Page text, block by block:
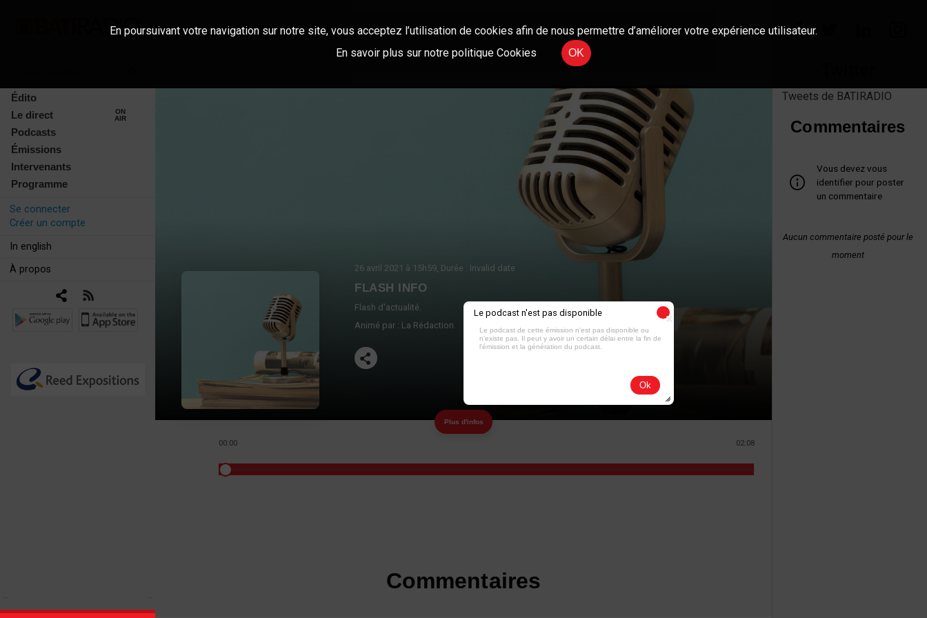
Édito
Le direct
ON
AIR
Podcasts
Émissions
Intervenants
Programme
Se connecter
Créer un compte
In english
À propos
26 avril 2021 à 15h59, Durée : Invalid date
FLASH INFO
Flash d'actualité.
Animé par : La Rédaction
Plus d'infos
00:00 02:08
Commentaires
Tweets de BATIRADIO
Commentaires
Vous devez vous
identifier pour poster
un commentaire
Aucun commentaire posté pour le
moment
En poursuivant votre navigation sur notre site, vous acceptez l’utilisation de cookies afin de nous permettre d’améliorer votre expérience utilisateur.
En savoir plus sur notre politique Cookies
OK
Le podcast n'est pas disponible
Le podcast de cette émission n'est pas disponible ou
n'existe pas. Il peut y avoir un certain délai entre la fin de
l'émission et la génération du podcast.
Ok